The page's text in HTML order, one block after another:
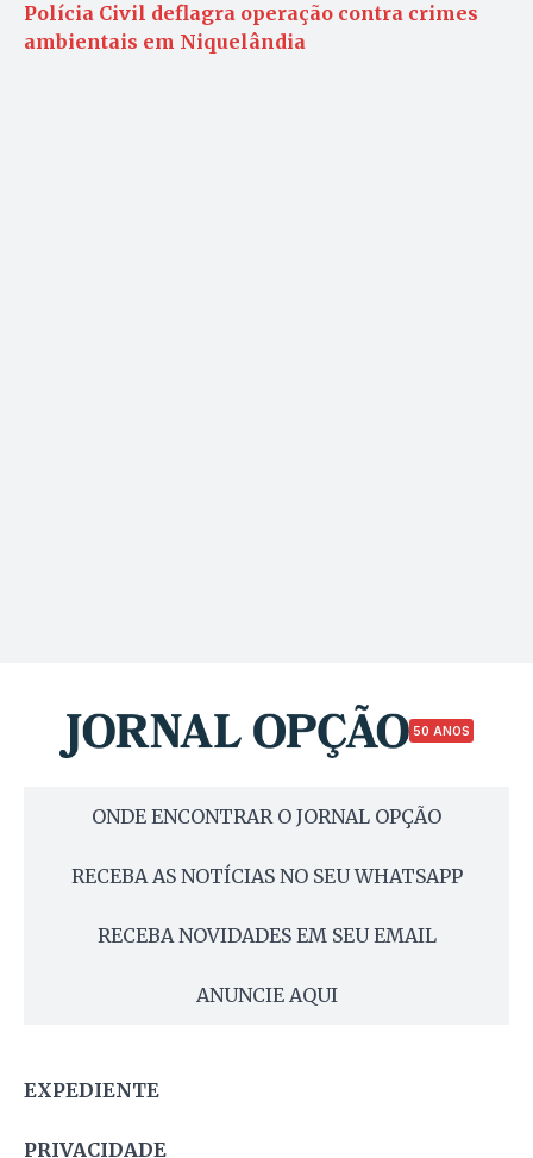
Polícia Civil deflagra operação contra crimes
ambientais em Niquelândia
50 ANOS
ONDE ENCONTRAR O JORNAL OPÇÃO
RECEBA AS NOTÍCIAS NO SEU WHATSAPP
RECEBA NOVIDADES EM SEU EMAIL
ANUNCIE AQUI
EXPEDIENTE
PRIVACIDADE